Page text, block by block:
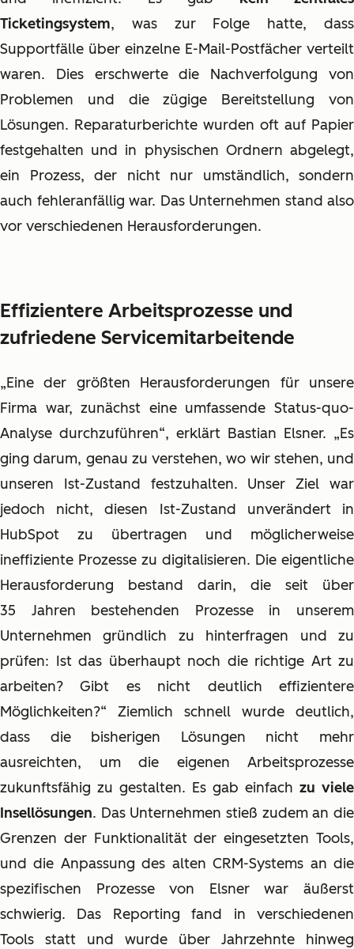
Ticketingsystem, was zur Folge hatte, dass
Supportfälle über einzelne E-Mail-Postfächer verteilt
waren. Dies erschwerte die Nachverfolgung von
Problemen und die zügige Bereitstellung von
Lösungen. Reparaturberichte wurden oft auf Papier
festgehalten und in physischen Ordnern abgelegt,
ein Prozess, der nicht nur umständlich, sondern
auch fehleranfällig war. Das Unternehmen stand also
vor verschiedenen Herausforderungen.
Effizientere Arbeitsprozesse und
zufriedene Servicemitarbeitende
„Eine der größten Herausforderungen für unsere
Firma war, zunächst eine umfassende Status-quo-
Analyse durchzuführen“, erklärt Bastian Elsner. „Es
ging darum, genau zu verstehen, wo wir stehen, und
unseren Ist-Zustand festzuhalten. Unser Ziel war
jedoch nicht, diesen Ist-Zustand unverändert in
HubSpot zu übertragen und möglicherweise
ineffiziente Prozesse zu digitalisieren. Die eigentliche
Herausforderung bestand darin, die seit über
35 Jahren bestehenden Prozesse in unserem
Unternehmen gründlich zu hinterfragen und zu
prüfen: Ist das überhaupt noch die richtige Art zu
arbeiten? Gibt es nicht deutlich effizientere
Möglichkeiten?“ Ziemlich schnell wurde deutlich,
dass die bisherigen Lösungen nicht mehr
ausreichten, um die eigenen Arbeitsprozesse
zukunftsfähig zu gestalten. Es gab einfach zu viele
Insellösungen. Das Unternehmen stieß zudem an die
Grenzen der Funktionalität der eingesetzten Tools,
und die Anpassung des alten CRM-Systems an die
spezifischen Prozesse von Elsner war äußerst
schwierig. Das Reporting fand in verschiedenen
Tools statt und wurde über Jahrzehnte hinweg